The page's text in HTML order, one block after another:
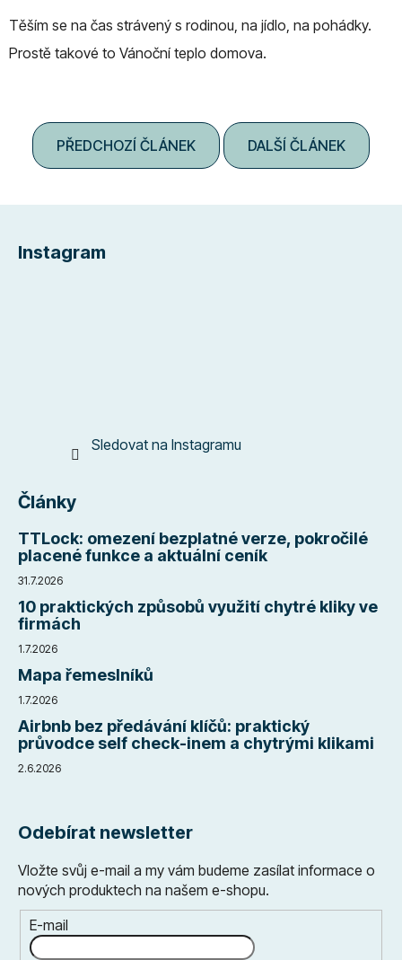
Těším se na čas strávený s rodinou, na jídlo, na pohádky.
Prostě takové to Vánoční teplo domova.
PŘEDCHOZÍ ČLÁNEK DALŠÍ ČLÁNEK
Instagram
Sledovat na Instagramu
Články
TTLock: omezení bezplatné verze, pokročilé
placené funkce a aktuální ceník
31.7.2026
10 praktických způsobů využití chytré kliky ve
firmách
1.7.2026
Mapa řemeslníků
1.7.2026
Airbnb bez předávání klíčů: praktický
průvodce self check-inem a chytrými klikami
2.6.2026
Odebírat newsletter
Vložte svůj e-mail a my vám budeme zasílat informace o
nových produktech na našem e-shopu.
E-mail